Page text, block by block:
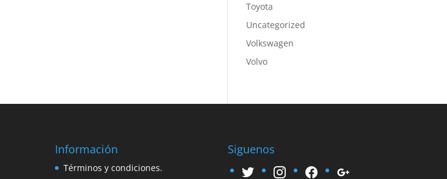
Toyota
Uncategorized
Volkswagen
Volvo
Información
Términos y condiciones.
Siguenos
twitter instagramfacebookgoogle